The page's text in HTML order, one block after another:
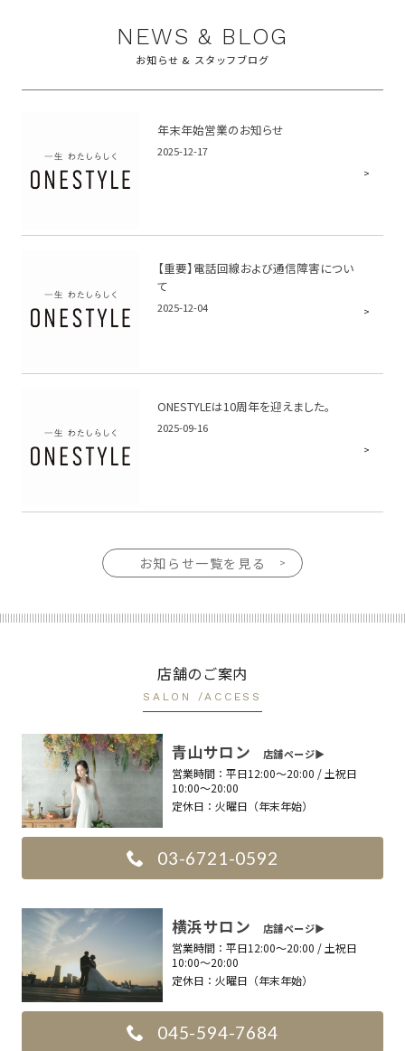
NEWS & BLOG
お知らせ & スタッフブログ
年末年始営業のお知らせ
2025-12-17
【重要】電話回線および通信障害につい
て
2025-12-04
ONESTYLEは10周年を迎えました。
2025-09-16
お知らせ一覧を見る
店舗のご案内
SALON /ACCESS
青山サロン 店舗ページ▶︎
営業時間： 平日12:00〜20:00 / 土祝日
10:00〜20:00
定休日： 火曜日（年末年始）
03-6721-0592
横浜サロン 店舗ページ▶︎
営業時間： 平日12:00〜20:00 / 土祝日
10:00〜20:00
定休日： 火曜日（年末年始）
045-594-7684